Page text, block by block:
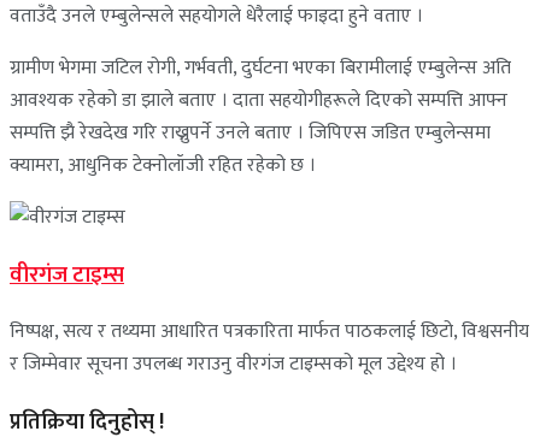
वताउँदै उनले एम्बुलेन्सले सहयोगले धेरैलाई फाइदा हुने वताए ।
ग्रामीण भेगमा जटिल रोगी, गर्भवती, दुर्घटना भएका बिरामीलाई एम्बुलेन्स अति
आवश्यक रहेको डा झाले बताए । दाता सहयोगीहरूले दिएको सम्पत्ति आफ्न
सम्पत्ति झै रेखदेख गरि राख्नुपर्ने उनले बताए । जिपिएस जडित एम्बुलेन्समा
क्यामरा, आधुनिक टेक्नोलॉजी रहित रहेको छ ।
वीरगंज टाइम्स
निष्पक्ष, सत्य र तथ्यमा आधारित पत्रकारिता मार्फत पाठकलाई छिटो, विश्वसनीय
र जिम्मेवार सूचना उपलब्ध गराउनु वीरगंज टाइम्सको मूल उद्देश्य हो ।
प्रतिक्रिया दिनुहोस् !